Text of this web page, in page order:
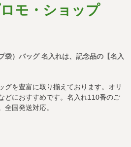
セール品グッズ
プライバシーポリシー
採用情報
モ・ショップ
袋）バッグ 名入れは、記念品の【名入
グを豊富に取り揃えております。オリ
どにおすすめです。名入れ110番のご
全国発送対応。